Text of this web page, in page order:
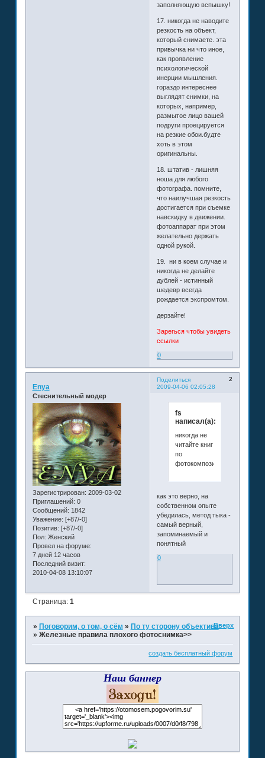
заполняющую вспышку!
17. никогда не наводите
резкость на объект,
который снимаете. эта
привычка ни что иное,
как проявление
психологической
инерции мышления.
гораздо интереснее
выглядят снимки, на
которых, например,
размытое лицо вашей
подруги проецируется
на резкие обои.будте
хоть в этом
оригинальны.
18. штатив - лишняя
ноша для любого
фотографа. помните,
что наилучшая резкость
достигается при съемке
навскидку в движении.
фотоаппарат при этом
желательно держать
одной рукой.
19. ни в коем случае и
никогда не делайте
дублей - истинный
шедевр всегда
рождается экспромтом.
дерзайте!
Зарегься чтобы увидеть
ссылки
0
Поделиться
2
2009-04-06 02:05:28
Enya
Стеснительный модер
Зарегистрирован: 2009-03-02
Приглашений: 0
Сообщений: 1842
Уважение: [+87/-0]
Позитив: [+87/-0]
Пол: Женский
Провел на форуме:
7 дней 12 часов
Последний визит:
2010-04-08 13:10:07
fs
написал(а):
никогда не
читайте книг
по
фотокомпозиции
как это верно, на
собственном опыте
убедилась, метод тыка -
самый верный,
запоминаемый и
понятный
0
Страница: 1
» Поговорим, о том, о сём » По ту сторону объектива
» Железные правила плохого фотоснимка>>
Вверх
создать бесплатный форум
Наш баннер